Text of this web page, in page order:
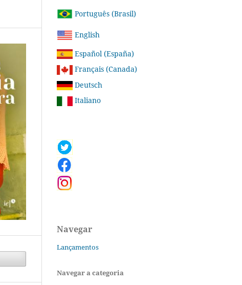
Português (Brasil)
English
Español (España)
Français (Canada)
Deutsch
Italiano
Navegar
Lançamentos
Navegar a categoria